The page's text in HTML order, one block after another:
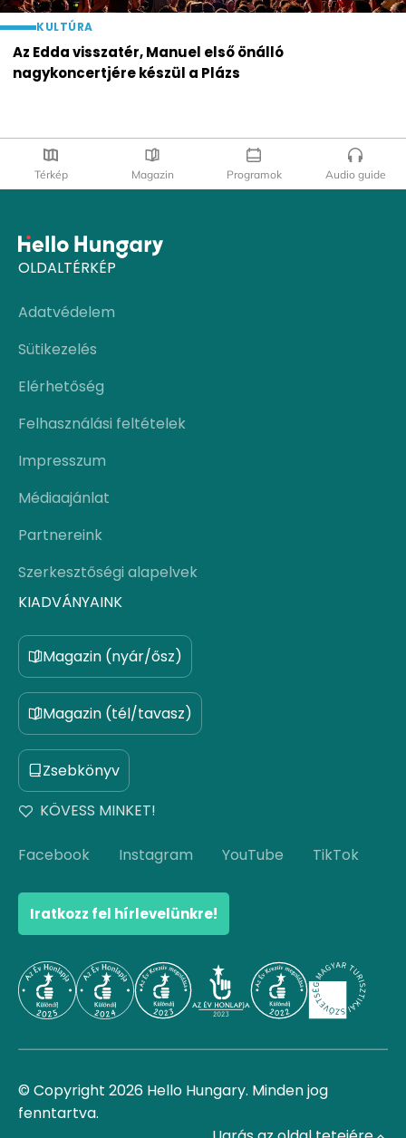
KULTÚRA
Az Edda visszatér, Manuel első önálló
nagykoncertjére készül a Plázs
Térkép Magazin Programok Audio guide
OLDALTÉRKÉP
Adatvédelem
Sütikezelés
Elérhetőség
Felhasználási feltételek
Impresszum
Médiaajánlat
Partnereink
Szerkesztőségi alapelvek
KIADVÁNYAINK
Magazin (nyár/ősz)
Magazin (tél/tavasz)
Zsebkönyv
KÖVESS MINKET!
Facebook Instagram YouTube TikTok
Iratkozz fel hírlevelünkre!
© Copyright 2026 Hello Hungary. Minden jog
fenntartva.